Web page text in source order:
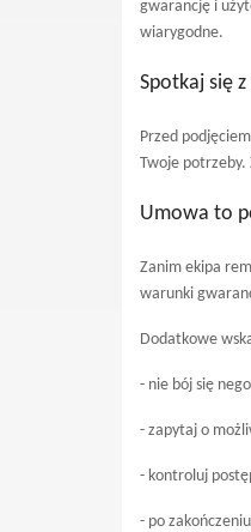
gwarancję i
wiarygodne.
Spotkaj się
Przed
Twoje potrzeby.
Umowa to
Zanim ekipa
warunki
Dodatkowe
- nie bój się
- zapytaj o
- kontroluj
- po